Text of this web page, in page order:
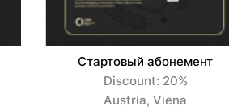
Стартовый абонемент
Discount: 20%
Austria, Viena